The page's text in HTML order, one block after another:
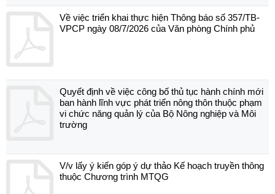
Về việc triển khai thực hiện Thông báo số 357/TB-
VPCP ngày 08/7/2026 của Văn phòng Chính phủ
Quyết định về việc công bố thủ tục hành chính mới
ban hành lĩnh vực phát triển nông thôn thuộc phạm
vi chức năng quản lý của Bộ Nông nghiệp và Môi
trường
V/v lấy ý kiến góp ý dự thảo Kế hoạch truyền thông
thuộc Chương trình MTQG